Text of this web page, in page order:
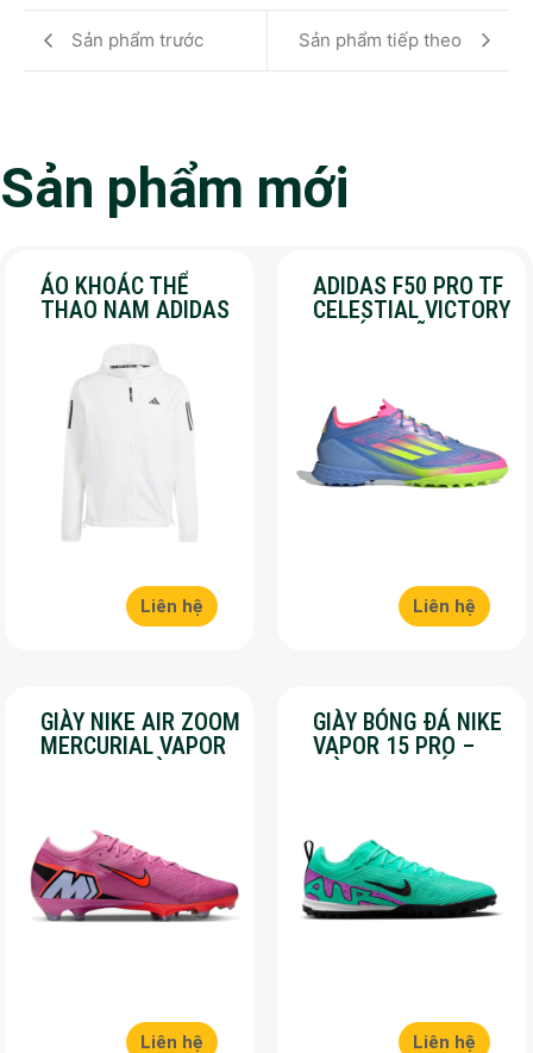
Sản phẩm trước Sản phẩm tiếp theo
Sản phẩm mới
ÁO KHOÁC THỂ
THAO NAM ADIDAS
MÀU TRẮNG
Liên hệ
ADIDAS F50 PRO TF
CELESTIAL VICTORY
Liên hệ
GIÀY NIKE AIR ZOOM
MERCURIAL VAPOR
Liên hệ
GIÀY BÓNG ĐÁ NIKE
VAPOR 15 PRO –
Liên hệ